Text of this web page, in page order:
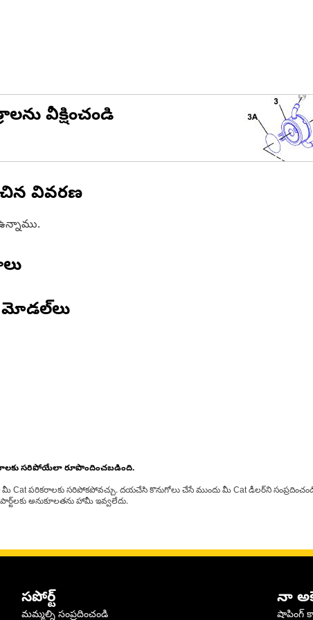
వీక్షించండి
వివరణ
మోడల్‌లు
సరిపోయేలా రూపొందించబడింది.
పరికరాలకు సరిపోకపోవచ్చు. దయచేసి కొనుగోలు చేసే ముందు మీ Cat డీలర్‌ని
అనుకూలతను హామీ ఇవ్వలేదు.
సపోర్ట్
మమ్మల్ని సంప్రదించండి
నా
షాపింగ్